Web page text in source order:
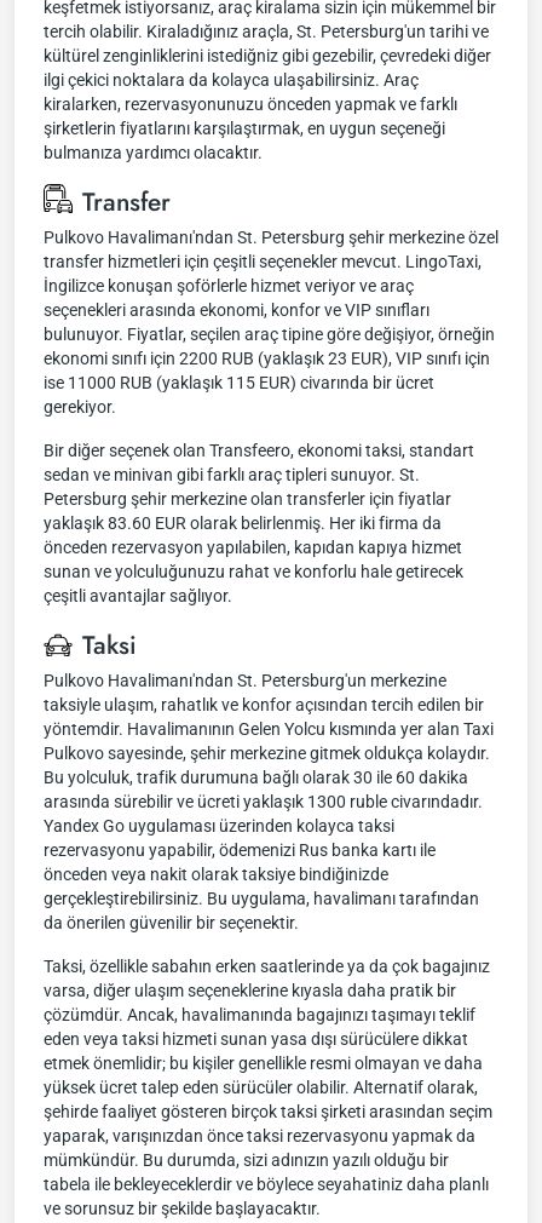
keşfetmek istiyorsanız, araç kiralama sizin için mükemmel bir
tercih olabilir. Kiraladığınız araçla, St. Petersburg'un tarihi ve
kültürel zenginliklerini istediğniz gibi gezebilir, çevredeki diğer
ilgi çekici noktalara da kolayca ulaşabilirsiniz. Araç
kiralarken, rezervasyonunuzu önceden yapmak ve farklı
şirketlerin fiyatlarını karşılaştırmak, en uygun seçeneği
bulmanıza yardımcı olacaktır.
Transfer
Pulkovo Havalimanı'ndan St. Petersburg şehir merkezine özel
transfer hizmetleri için çeşitli seçenekler mevcut. LingoTaxi,
İngilizce konuşan şoförlerle hizmet veriyor ve araç
seçenekleri arasında ekonomi, konfor ve VIP sınıfları
bulunuyor. Fiyatlar, seçilen araç tipine göre değişiyor, örneğin
ekonomi sınıfı için 2200 RUB (yaklaşık 23 EUR), VIP sınıfı için
ise 11000 RUB (yaklaşık 115 EUR) civarında bir ücret
gerekiyor.
Bir diğer seçenek olan Transfeero, ekonomi taksi, standart
sedan ve minivan gibi farklı araç tipleri sunuyor. St.
Petersburg şehir merkezine olan transferler için fiyatlar
yaklaşık 83.60 EUR olarak belirlenmiş. Her iki firma da
önceden rezervasyon yapılabilen, kapıdan kapıya hizmet
sunan ve yolculuğunuzu rahat ve konforlu hale getirecek
çeşitli avantajlar sağlıyor.
Taksi
Pulkovo Havalimanı'ndan St. Petersburg'un merkezine
taksiyle ulaşım, rahatlık ve konfor açısından tercih edilen bir
yöntemdir. Havalimanının Gelen Yolcu kısmında yer alan Taxi
Pulkovo sayesinde, şehir merkezine gitmek oldukça kolaydır.
Bu yolculuk, trafik durumuna bağlı olarak 30 ile 60 dakika
arasında sürebilir ve ücreti yaklaşık 1300 ruble civarındadır.
Yandex Go uygulaması üzerinden kolayca taksi
rezervasyonu yapabilir, ödemenizi Rus banka kartı ile
önceden veya nakit olarak taksiye bindiğinizde
gerçekleştirebilirsiniz. Bu uygulama, havalimanı tarafından
da önerilen güvenilir bir seçenektir.
Taksi, özellikle sabahın erken saatlerinde ya da çok bagajınız
varsa, diğer ulaşım seçeneklerine kıyasla daha pratik bir
çözümdür. Ancak, havalimanında bagajınızı taşımayı teklif
eden veya taksi hizmeti sunan yasa dışı sürücülere dikkat
etmek önemlidir; bu kişiler genellikle resmi olmayan ve daha
yüksek ücret talep eden sürücüler olabilir. Alternatif olarak,
şehirde faaliyet gösteren birçok taksi şirketi arasından seçim
yaparak, varışınızdan önce taksi rezervasyonu yapmak da
mümkündür. Bu durumda, sizi adınızın yazılı olduğu bir
tabela ile bekleyeceklerdir ve böylece seyahatiniz daha planlı
ve sorunsuz bir şekilde başlayacaktır.